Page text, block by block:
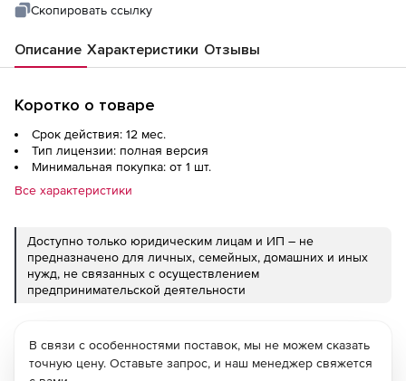
Скопировать ссылку
Описание Характеристики Отзывы
Коротко о товаре
Срок действия: 12 мес.
Тип лицензии: полная версия
Минимальная покупка: от 1 шт.
Все характеристики
Доступно только юридическим лицам и ИП – не
предназначено для личных, семейных, домашних и иных
нужд, не связанных с осуществлением
предпринимательской деятельности
В связи с особенностями поставок, мы не можем сказать
точную цену. Оставьте запрос, и наш менеджер свяжется